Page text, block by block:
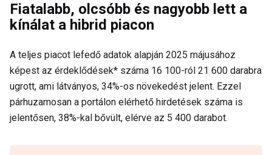
Fiatalabb, olcsóbb és nagyobb lett a
kínálat a hibrid piacon
A teljes piacot lefedő adatok alapján 2025 májusához
képest az érdeklődések* száma 16 100-ról 21 600 darabra
ugrott, ami látványos, 34%-os növekedést jelent. Ezzel
párhuzamosan a portálon elérhető hirdetések száma is
jelentősen, 38%-kal bővült, elérve az 5 400 darabot.